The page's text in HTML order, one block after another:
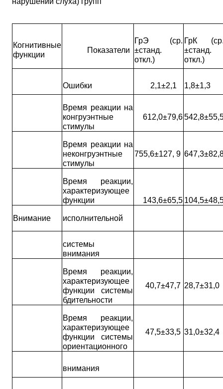
Когнитивные
функции
Показатели
ГрЭ (ср.
±станд.
откл.)
ГрК
±станд.
откл.)
Ошибки 2,1±2,1 1,8±1,3
Время реакции на
конгруэнтные
стимулы
612,0±79,6
Время реакции на
неконгруэнтные
стимулы
755,6±127, 9
Время реакции,
характеризующее
функции
143,6±65,5
Внимание исполнительной
системы
внимания
Время реакции,
характеризующее
функции системы
бдительности
40,7±47,7 28,7±31,0
Время реакции,
характеризующее
функции системы
ориентационного
47,5±33,5 31,0±32,4
внимания